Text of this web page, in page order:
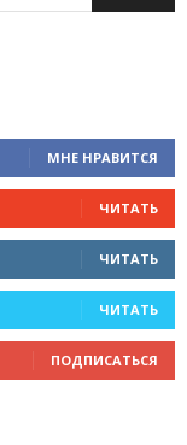
МНЕ НРАВИТСЯ
ЧИТАТЬ
ЧИТАТЬ
ЧИТАТЬ
ПОДПИСАТЬСЯ